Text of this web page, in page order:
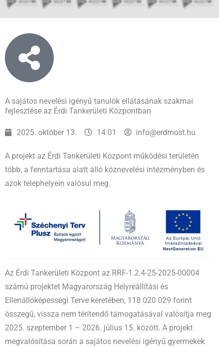
A sajátos nevelési igényű tanulók ellátásának szakmai
fejlesztése az Érdi Tankerületi Központban
2025. október 13. 14:01 info@erdmost.hu
A projekt az Érdi Tankerületi Központ működési területén
több, a fenntartása alatt álló köznevelési intézményben és
azok telephelyein valósul meg.
Az Érdi Tankerületi Központ az RRF-1.2.4-25-2025-00004
számú projektet Magyarország Helyreállítási és
Ellenállóképességi Terve keretében, 118 020 029 forint
összegű, vissza nem térítendő támogatásával valósítja meg
2025. szeptember 1 – 2026. július 15. között. A projekt
megvalósítása során a sajátos nevelési igényű gyermekek